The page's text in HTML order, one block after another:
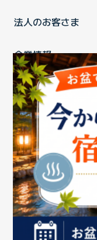
法人のお客さま
企業情報
ご利用中の方
お問い合わせ消費税の
個人情報保護ポリシー
特定商取引法に基づ
商標について